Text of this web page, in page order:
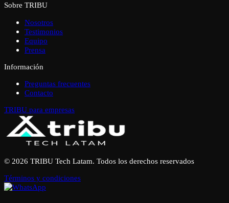
Sobre TRIBU
Nosotros
Testimonios
Equipo
Prensa
Información
Preguntas frecuentes
Contacto
TRIBU para empresas
© 2026 TRIBU Tech Latam. Todos los derechos reservados
Términos y condiciones